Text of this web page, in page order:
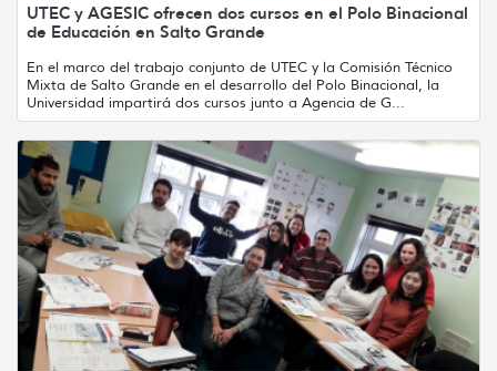
UTEC y AGESIC ofrecen dos cursos en el Polo Binacional
de Educación en Salto Grande
En el marco del trabajo conjunto de UTEC y la Comisión Técnico
Mixta de Salto Grande en el desarrollo del Polo Binacional, la
Universidad impartirá dos cursos junto a Agencia de G...